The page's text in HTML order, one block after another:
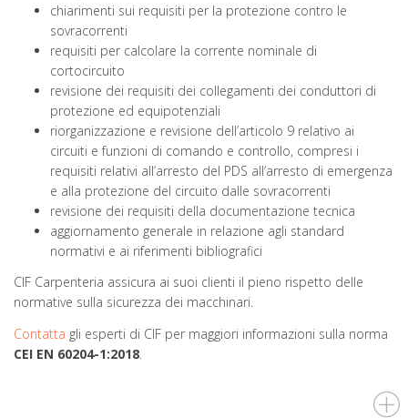
chiarimenti sui requisiti per la protezione contro le
sovracorrenti
requisiti per calcolare la corrente nominale di
cortocircuito
revisione dei requisiti dei collegamenti dei conduttori di
protezione ed equipotenziali
riorganizzazione e revisione dell’articolo 9 relativo ai
circuiti e funzioni di comando e controllo, compresi i
requisiti relativi all’arresto del PDS all’arresto di emergenza
e alla protezione del circuito dalle sovracorrenti
revisione dei requisiti della documentazione tecnica
aggiornamento generale in relazione agli standard
normativi e ai riferimenti bibliografici
CIF Carpenteria assicura ai suoi clienti il pieno rispetto delle
normative sulla sicurezza dei macchinari.
Contatta gli esperti di CIF per maggiori informazioni sulla norma
CEI EN 60204-1:2018